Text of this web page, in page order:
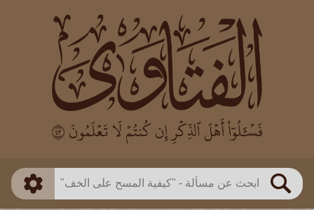
بحث
العالم
بن باز
بن العثيمين
اللجنة الدائمة
طريقة البحث
ذكي